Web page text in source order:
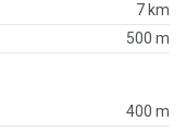
7 km
500 m
400 m